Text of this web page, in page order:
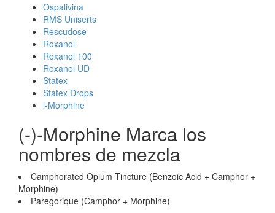
Ospalivina
RMS Uniserts
Rescudose
Roxanol
Roxanol 100
Roxanol UD
Statex
Statex Drops
l-Morphine
(-)-Morphine Marca los
nombres de mezcla
Camphorated Opium Tincture (Benzoic Acid + Camphor +
Morphine)
Paregorique (Camphor + Morphine)